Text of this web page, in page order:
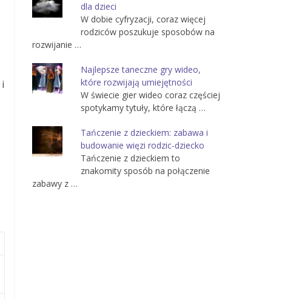
i
dla dzieci
W dobie cyfryzacji, coraz więcej
rodziców poszukuje sposobów na
rozwijanie …
Najlepsze taneczne gry wideo,
które rozwijają umiejętności
W świecie gier wideo coraz częściej
spotykamy tytuły, które łączą …
Tańczenie z dzieckiem: zabawa i
budowanie więzi rodzic-dziecko
Tańczenie z dzieckiem to
znakomity sposób na połączenie
zabawy z …